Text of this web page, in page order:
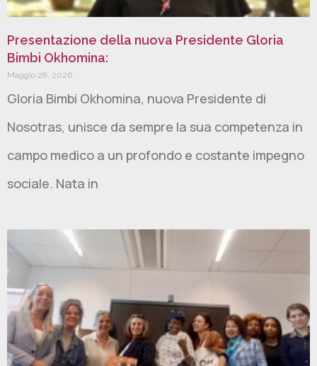
Presentazione della nuova Presidente Gloria
Bimbi Okhomina:
Maggio 28, 2026
Gloria Bimbi Okhomina, nuova Presidente di
Nosotras, unisce da sempre la sua competenza in
campo medico a un profondo e costante impegno
sociale. Nata in